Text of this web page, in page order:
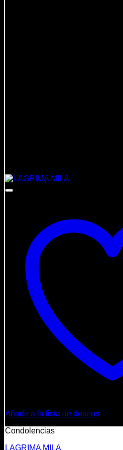
Añadir a la lista de deseos
Condolencias
LAGRIMA MILA